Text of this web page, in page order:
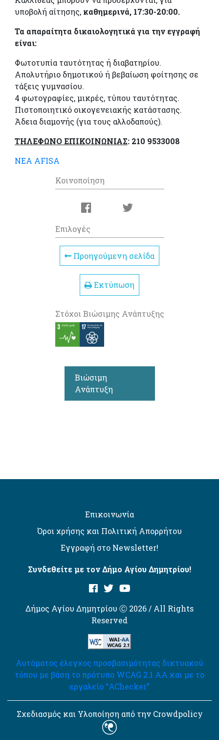
υποβολή αίτησης, καθημερινά, 17:30-20:00.
Τα απαραίτητα δικαιολογητικά για την εγγραφή
είναι:
Φωτοτυπία ταυτότητας ή διαβατηρίου.
Απολυτήριο δημοτικού ή βεβαίωση φοίτησης σε
τάξεις γυμνασίου.
4 φωτογραφίες, μικρές, τύπου ταυτότητας.
Πιστοποιητικό οικογενειακής κατάστασης.
Άδεια διαμονής (για τους αλλοδαπούς).
ΤΗΛΕΦΩΝΟ ΕΠΙΚΟΙΝΩΝΙΑΣ: 210 9533008
NEA AFISA
Κοινοποίηση
Επιλογές
Προηγούμενη σελίδα
Εκτύπωση
Στόχοι Βιώσιμης Ανάπτυξης
Βιώσιμη
Ανάπτυξη
Επικοινωνία
Όροι χρήσης και Πολιτική Απορρήτου
Εγγραφή στο Newsletter!
Συνδεθείτε με τον Δήμο Αγίου Δημητρίου!
Δήμος Αγίου Δημητρίου Ⓒ 2026 / All Rights
Reserved
Αυτόματος έλεγχος προσβασιμότητας δικτυακού
τόπου με βάση το πρότυπο WCAG 2.1 AA και με το
εργαλείο “AChecker”
Σχεδιασμός και Υλοποίηση από την Crowdpolicy